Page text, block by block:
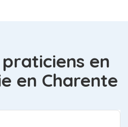
en
en Charente